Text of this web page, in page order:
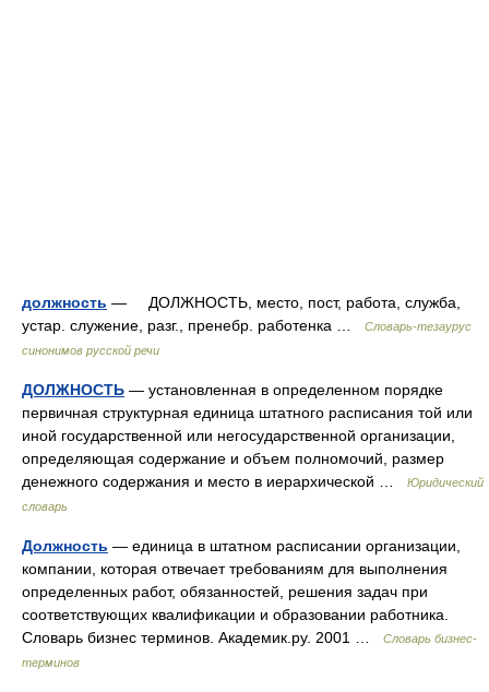
должность — ДОЛЖНОСТЬ, место, пост, работа, служба,
устар. служение, разг., пренебр. работенка …
Словарь-тезаурус
синонимов русской речи
ДОЛЖНОСТЬ — установленная в определенном порядке
первичная структурная единица штатного расписания той или
иной государственной или негосударственной организации,
определяющая содержание и объем полномочий, размер
денежного содержания и место в иерархической …
Юридический
словарь
Должность — единица в штатном расписании организации,
компании, которая отвечает требованиям для выполнения
определенных работ, обязанностей, решения задач при
соответствующих квалификации и образовании работника.
Словарь бизнес терминов. Академик.ру. 2001 …
Словарь бизнес-
терминов